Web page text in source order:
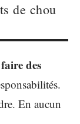
de chou
des
En aucun